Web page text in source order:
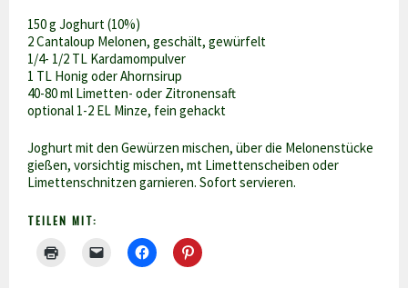
150 g Joghurt (10%)
2 Cantaloup Melonen, geschält, gewürfelt
1/4- 1/2 TL Kardamompulver
1 TL Honig oder Ahornsirup
40-80 ml Limetten- oder Zitronensaft
optional 1-2 EL Minze, fein gehackt
Joghurt mit den Gewürzen mischen, über die Melonenstücke
gießen, vorsichtig mischen, mt Limettenscheiben oder
Limettenschnitzen garnieren. Sofort servieren.
TEILEN MIT: